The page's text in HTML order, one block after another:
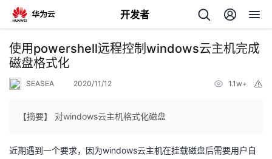
开发者
返
回
个
使用powershell远程控制windows云主机完成
磁盘格式化
SEASEA 2020/11/12 1.1w+
【摘要】 对windows云主机格式化磁盘
近期遇到一个要求，因为windows云主机在挂载磁盘后需要用户自